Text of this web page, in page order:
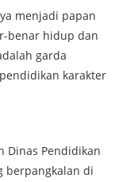
menjadi papan
benar hidup dan
garda
karakter
Dinas Pendidikan
berpangkalan di